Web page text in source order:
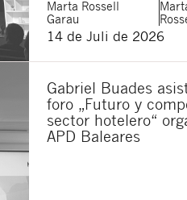
Marta Rossell
Garau
14 de Juli de 2026
Gabriel Buades
foro „Futuro y
sector hotelero“
APD Baleares
Ich bin damit